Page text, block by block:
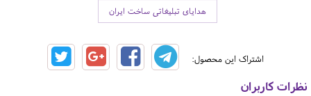
هدایای تبلیغاتی ساخت ایران
اشتراک این محصول:
نظرات کاربران